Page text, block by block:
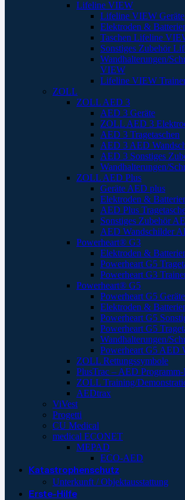
Lifeline VIEW
Lifeline VIEW Geräte
Elektroden &
Taschen Lifeline
Sonstiges Zubehör
Wandhalterungen/
VIEW
Lifeline VIEW
ZOLL
ZOLL AED 3
AED 3 Geräte
ZOLL AED 3
AED 3 Tragetaschen
AED 3 AED
AED 3 Sonstiges
Wandhalterungen/
ZOLL AED Plus
Geräte AED plus
Elektroden &
AED Plus
Sonstiges Zubehör
AED Wandschilder
Powerheart® G3
Elektroden &
Powerheart G5
Powerheart G3
Powerheart® G5
Powerheart G5 Geräte
Elektroden &
Powerheart G5
Powerheart G5
Wandhalterungen/
Powerheart G5 AED
ZOLL Rettungssymbole
PlusTrac – AED Programm-
ZOLL Training/
AEDtrax
ViVest
Progetti
CU Medical
medical ECONET
MEPAD
ECO-AED
Katastrophenschutz
Unterkunft / Objektausstattung
Erste-Hilfe